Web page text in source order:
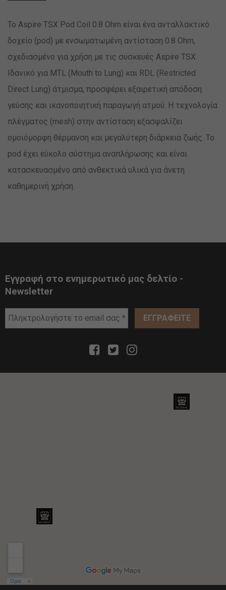
Το Aspire TSX Pod Coil 0.8 Ohm είναι ένα ανταλλακτικό
δοχείο (pod) με ενσωματωμένη αντίσταση 0.8 Ohm,
σχεδιασμένο για χρήση με τις συσκευές Aspire TSX.
Ιδανικό για MTL (Mouth to Lung) και RDL (Restricted
Direct Lung) άτμισμα, προσφέρει εξαιρετική απόδοση
γεύσης και ικανοποιητική παραγωγή ατμού. Η τεχνολογία
πλέγματος (mesh) στην αντίσταση εξασφαλίζει
ομοιόμορφη θέρμανση και μεγαλύτερη διάρκεια ζωής. Το
pod έχει εύκολο σύστημα αναπλήρωσης και είναι
κατασκευασμένο από ανθεκτικά υλικά για άνετη
καθημερινή χρήση.
Εγγραφή στο ενημερωτικό μας δελτίο -
Newsletter